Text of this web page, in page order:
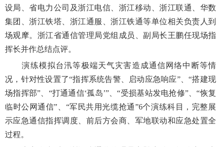
设局、省电力公司及浙江电信、浙江移动、浙江联通、华数
集团、浙江铁塔、浙江通服、浙江铁通等单位相关负责人到
场观摩。浙江省通信管理局党组成员、副局长王鹏任现场指
挥长并作总结点评。
演练模拟台汛等极端天气灾害造成通信网络中断等情
况，针对性设置了“指挥系统告警、启动应急响应”、“搭建现
场指挥部”、“打通通信‘孤岛’”、“受损基站发电抢修”、“恢复
临时公网通信”、“军民共用光缆抢通”6个演练科目，完整展
示应急通信指挥调度、前后方会商、军地联动和应急处置全
过程。